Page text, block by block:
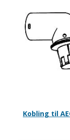
Kobling til